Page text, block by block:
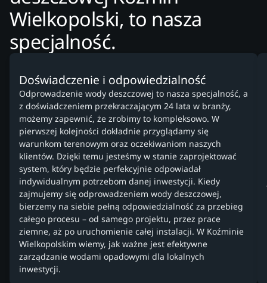
Wielkopolski, to nasza
specjalność.
Doświadczenie i odpowiedzialność
Odprowadzenie wody deszczowej to nasza specjalność, a
z doświadczeniem przekraczającym 24 lata w branży,
możemy zapewnić, że zrobimy to kompleksowo. W
pierwszej kolejności dokładnie przyglądamy się
warunkom terenowym oraz oczekiwaniom naszych
klientów. Dzięki temu jesteśmy w stanie zaprojektować
system, który będzie perfekcyjnie odpowiadał
indywidualnym potrzebom danej inwestycji. Kiedy
zajmujemy się odprowadzeniem wody deszczowej,
bierzemy na siebie pełną odpowiedzialność za przebieg
całego procesu – od samego projektu, przez prace
ziemne, aż po uruchomienie całej instalacji. W Koźminie
Wielkopolskim wiemy, jak ważne jest efektywne
zarządzanie wodami opadowymi dla lokalnych
inwestycji.